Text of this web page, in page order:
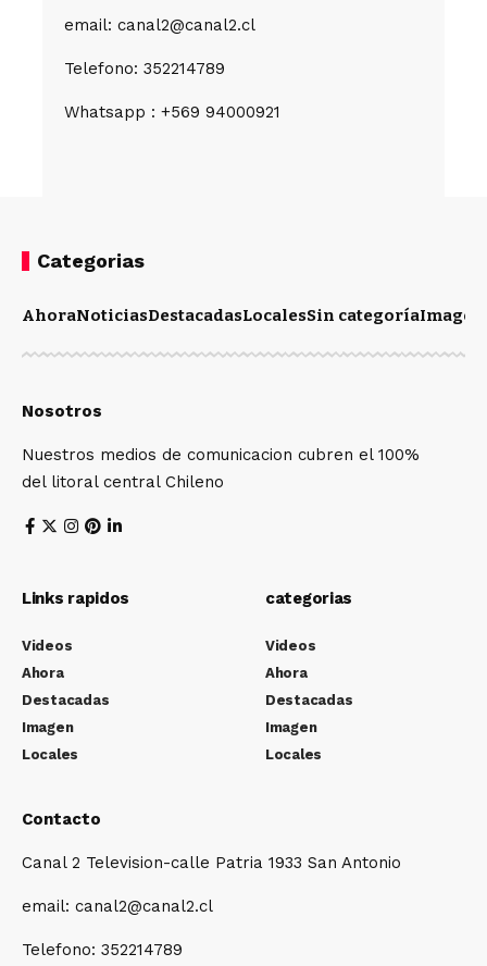
email: canal2@canal2.cl
Telefono: 352214789
Whatsapp : +569 94000921
Categorias
AhoraNoticiasDestacadasLocalesSin categoríaImagen
Nosotros
Nuestros medios de comunicacion cubren el 100%
del litoral central Chileno
Links rapidos
Videos
Ahora
Destacadas
Imagen
Locales
categorias
Videos
Ahora
Destacadas
Imagen
Locales
Contacto
Canal 2 Television-calle Patria 1933 San Antonio
email: canal2@canal2.cl
Telefono: 352214789